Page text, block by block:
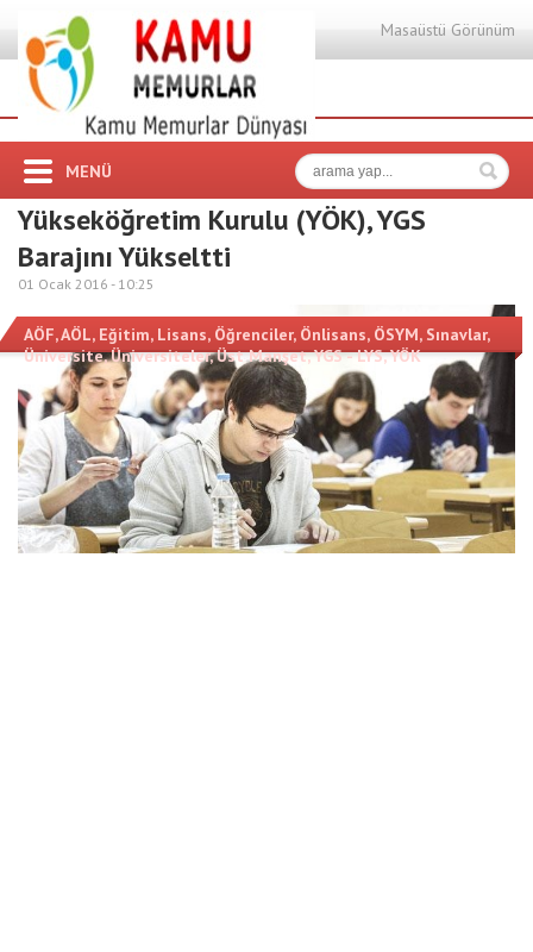
Masaüstü Görünüm
MENÜ
Yükseköğretim Kurulu (YÖK), YGS
Barajını Yükseltti
01 Ocak 2016 - 10:25
AÖF,AÖL, Eğitim, Lisans, Öğrenciler, Önlisans, ÖSYM, Sınavlar,
Üniversite,Üniversiteler,Üst Manşet,YGS - LYS,YÖK